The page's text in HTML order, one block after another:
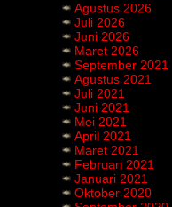
Agustus 2026
Juli 2026
Juni 2026
Maret 2026
September 2021
Agustus 2021
Juli 2021
Juni 2021
Mei 2021
April 2021
Maret 2021
Februari 2021
Januari 2021
Oktober 2020